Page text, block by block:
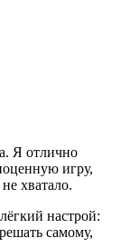
Я отлично
игру,
хватало.
настрой:
самому,